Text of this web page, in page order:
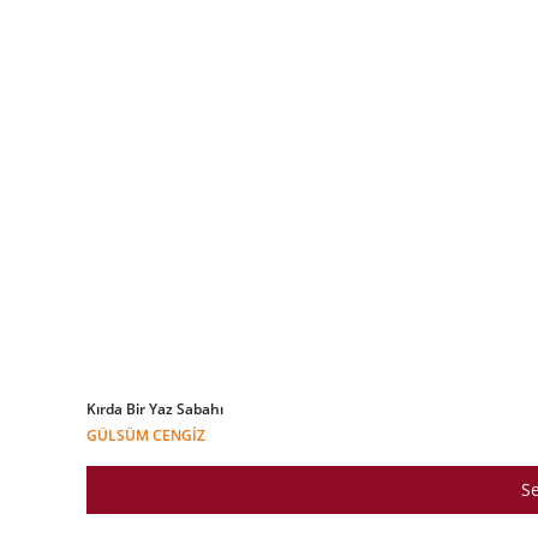
Kırda Bir Yaz Sabahı
GÜLSÜM CENGIZ